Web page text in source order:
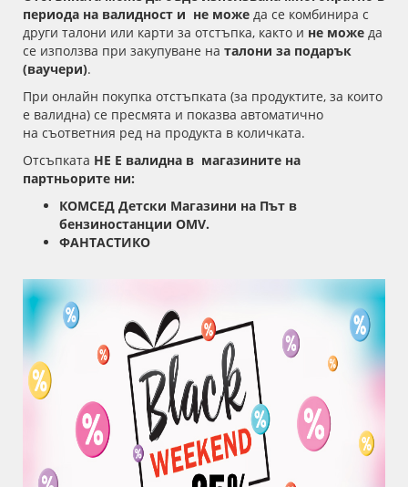
периода на валидност и не може да се комбинира с
други талони или карти за отстъпка, както и не може да
се използва при закупуване на талони за подарък
(ваучери).
При онлайн покупка отстъпката (за продуктите, за които
е валидна) се пресмята и показва автоматично
на съответния ред на продукта в количката.
Отсъпката НЕ Е валидна в магазините на
партньорите ни:
КОМСЕД Детски Магазини на Път в
бензиностанции OMV.
ФАНТАСТИКО